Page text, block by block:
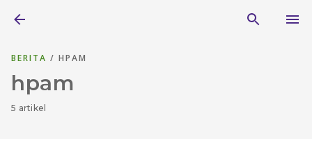
BERITA / HPAM
hpam
5 artikel